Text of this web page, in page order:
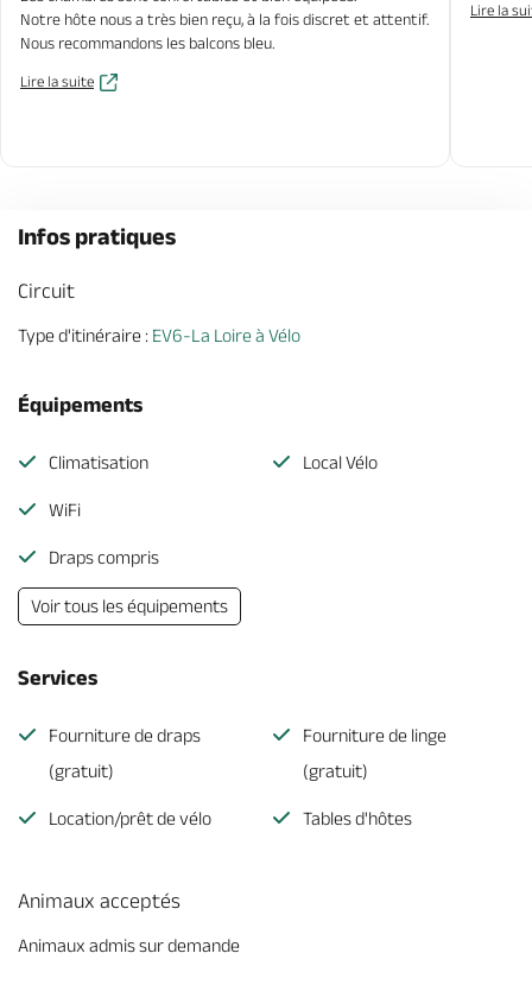
Notre hôte nous a très bien reçu, à la fois discret et attentif.
Nous recommandons les balcons bleu.
Lire la suite
Lire la
Infos pratiques
Circuit
Type d'itinéraire : EV6-La Loire à Vélo
Équipements
Climatisation Local Vélo
WiFi
Draps compris
Voir tous les équipements
Services
Fourniture de draps
(gratuit)
Fourniture de linge
(gratuit)
Location/prêt de vélo Tables d'hôtes
Animaux acceptés
Animaux admis sur demande